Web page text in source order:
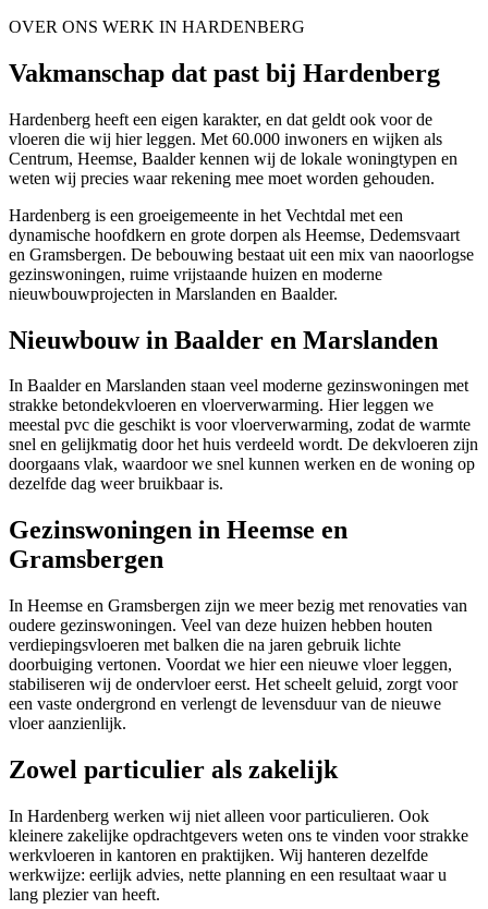
OVER ONS WERK IN HARDENBERG
Vakmanschap dat past bij Hardenberg
Hardenberg heeft een eigen karakter, en dat geldt ook voor de
vloeren die wij hier leggen. Met 60.000 inwoners en wijken als
Centrum, Heemse, Baalder kennen wij de lokale woningtypen en
weten wij precies waar rekening mee moet worden gehouden.
Hardenberg is een groeigemeente in het Vechtdal met een
dynamische hoofdkern en grote dorpen als Heemse, Dedemsvaart
en Gramsbergen. De bebouwing bestaat uit een mix van naoorlogse
gezinswoningen, ruime vrijstaande huizen en moderne
nieuwbouwprojecten in Marslanden en Baalder.
Nieuwbouw in Baalder en Marslanden
In Baalder en Marslanden staan veel moderne gezinswoningen met
strakke betondekvloeren en vloerverwarming. Hier leggen we
meestal pvc die geschikt is voor vloerverwarming, zodat de warmte
snel en gelijkmatig door het huis verdeeld wordt. De dekvloeren zijn
doorgaans vlak, waardoor we snel kunnen werken en de woning op
dezelfde dag weer bruikbaar is.
Gezinswoningen in Heemse en
Gramsbergen
In Heemse en Gramsbergen zijn we meer bezig met renovaties van
oudere gezinswoningen. Veel van deze huizen hebben houten
verdiepingsvloeren met balken die na jaren gebruik lichte
doorbuiging vertonen. Voordat we hier een nieuwe vloer leggen,
stabiliseren wij de ondervloer eerst. Het scheelt geluid, zorgt voor
een vaste ondergrond en verlengt de levensduur van de nieuwe
vloer aanzienlijk.
Zowel particulier als zakelijk
In Hardenberg werken wij niet alleen voor particulieren. Ook
kleinere zakelijke opdrachtgevers weten ons te vinden voor strakke
werkvloeren in kantoren en praktijken. Wij hanteren dezelfde
werkwijze: eerlijk advies, nette planning en een resultaat waar u
lang plezier van heeft.